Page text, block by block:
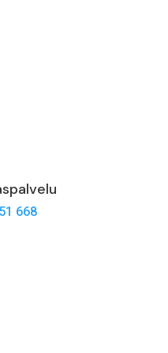
668